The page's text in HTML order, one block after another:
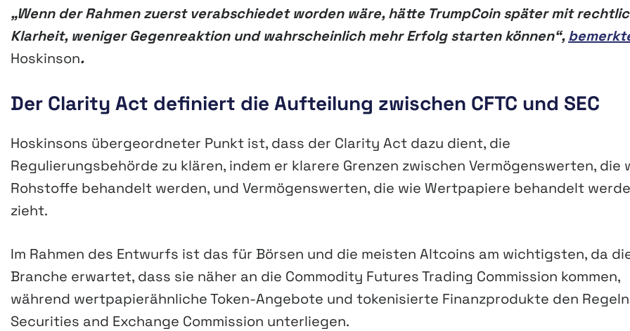
„Wenn der Rahmen zuerst verabschiedet worden wäre, hätte TrumpCoin später mit
Klarheit, weniger Gegenreaktion und wahrscheinlich mehr Erfolg starten können“,
Hoskinson.
Der Clarity Act definiert die Aufteilung zwischen CFTC und SEC
Hoskinsons übergeordneter Punkt ist, dass der Clarity Act dazu dient, die
Regulierungsbehörde zu klären, indem er klarere Grenzen zwischen Vermögenswerten, die
Rohstoffe behandelt werden, und Vermögenswerten, die wie Wertpapiere behandelt
zieht.
Im Rahmen des Entwurfs ist das für Börsen und die meisten Altcoins am wichtigsten, da
Branche erwartet, dass sie näher an die Commodity Futures Trading Commission kommen,
während wertpapierähnliche Token-Angebote und tokenisierte Finanzprodukte den
Securities and Exchange Commission unterliegen.